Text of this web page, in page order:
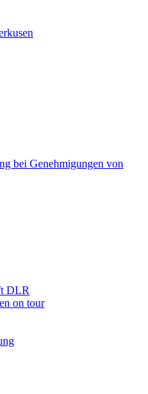
bei Genehmigungen von
DLR
on tour